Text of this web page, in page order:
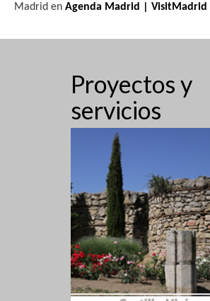
Madrid en Agenda Madrid | VisitMadrid
Proyectos y
servicios